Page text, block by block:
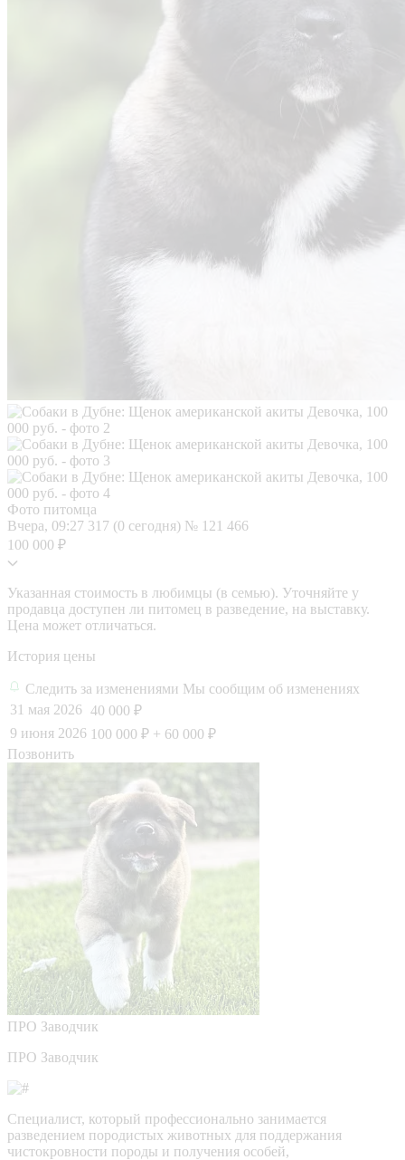
Фото питомца
Вчера, 09:27 317 (0 сегодня) № 121 466
100 000 ₽
Указанная стоимость в любимцы (в семью). Уточняйте у
продавца доступен ли питомец в разведение, на выставку.
Цена может отличаться.
История цены
Следить за изменениями Мы сообщим об изменениях
31 мая 2026 40 000 ₽
9 июня 2026 100 000 ₽ + 60 000 ₽
Позвонить
ПРО Заводчик
ПРО Заводчик
Специалист, который профессионально занимается
разведением породистых животных для поддержания
чистокровности породы и получения особей,